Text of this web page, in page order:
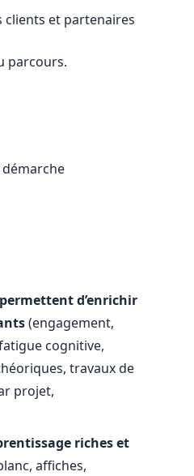
clients et partenaires
parcours.
d’enrichir
(engagement,
cognitive,
travaux de
projet,
riches et
affiches,